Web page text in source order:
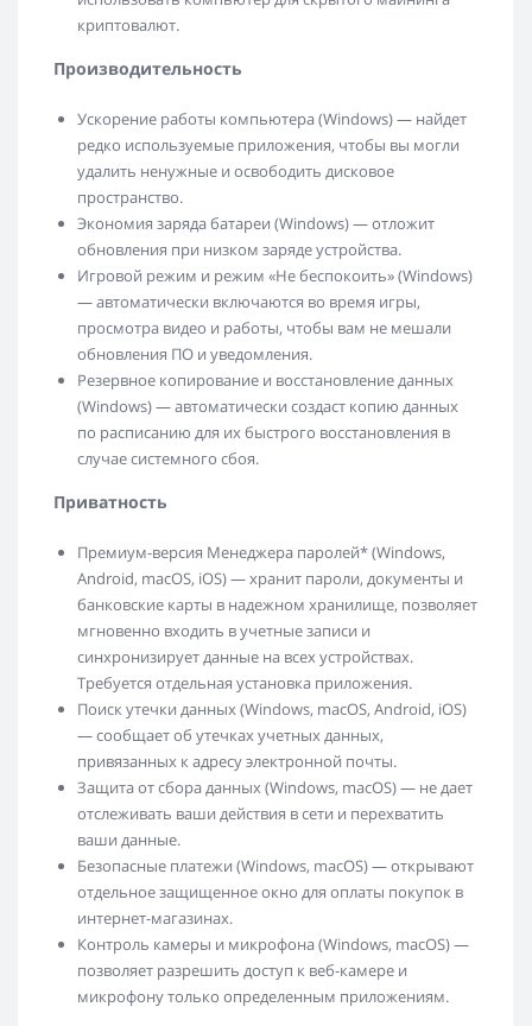
криптовалют.
Производительность
Ускорение работы компьютера (Windows) — найдет
редко используемые приложения, чтобы вы могли
удалить ненужные и освободить дисковое
пространство.
Экономия заряда батареи (Windows) — отложит
обновления при низком заряде устройства.
Игровой режим и режим «Не беспокоить» (Windows)
— автоматически включаются во время игры,
просмотра видео и работы, чтобы вам не мешали
обновления ПО и уведомления.
Резервное копирование и восстановление данных
(Windows) — автоматически создаст копию данных
по расписанию для их быстрого восстановления в
случае системного сбоя.
Приватность
Премиум-версия Менеджера паролей* (Windows,
Android, macOS, iOS) — хранит пароли, документы и
банковские карты в надежном хранилище, позволяет
мгновенно входить в учетные записи и
синхронизирует данные на всех устройствах.
Требуется отдельная установка приложения.
Поиск утечки данных (Windows, macOS, Android, iOS)
— сообщает об утечках учетных данных,
привязанных к адресу электронной почты.
Защита от сбора данных (Windows, macOS) — не дает
отслеживать ваши действия в сети и перехватить
ваши данные.
Безопасные платежи (Windows, macOS) — открывают
отдельное защищенное окно для оплаты покупок в
интернет-магазинах.
Контроль камеры и микрофона (Windows, macOS) —
позволяет разрешить доступ к веб-камере и
микрофону только определенным приложениям.